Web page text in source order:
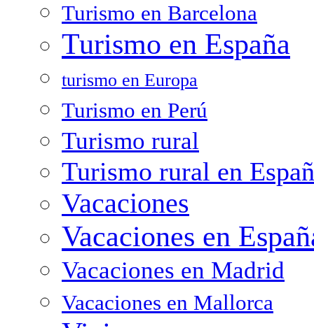
Turismo en Barcelona
Turismo en España
turismo en Europa
Turismo en Perú
Turismo rural
Turismo rural en
Vacaciones
Vacaciones en
Vacaciones en Madrid
Vacaciones en Mallorca